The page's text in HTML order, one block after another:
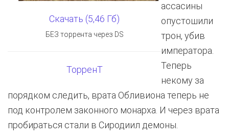
Скачать (5,46 Гб)
БЕЗ торрента через DS
ТорренТ
ассасины
опустошили
трон, убив
императора.
Теперь
некому за
порядком следить, врата Обливиона теперь не
под контролем законного монарха. И через врата
пробираться стали в Сиродиил демоны.